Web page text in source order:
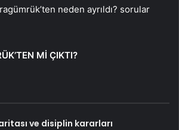
neden ayrıldı? sorular
Mİ ÇIKTI?
ve disiplin kararları